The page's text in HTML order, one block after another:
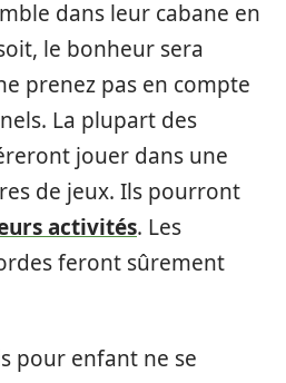
dans leur cabane en
le bonheur sera
prenez pas en compte
La plupart des
jouer dans une
de jeux. Ils pourront
activités. Les
feront sûrement
pour enfant ne se